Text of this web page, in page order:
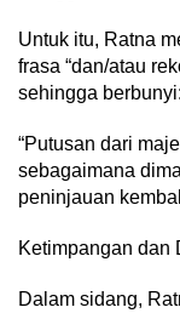
Untuk itu, Ratna
frasa “dan/atau
sehingga berbunyi:
“Putusan dari
sebagaimana
peninjauan
Ketimpangan dan
Dalam sidang,